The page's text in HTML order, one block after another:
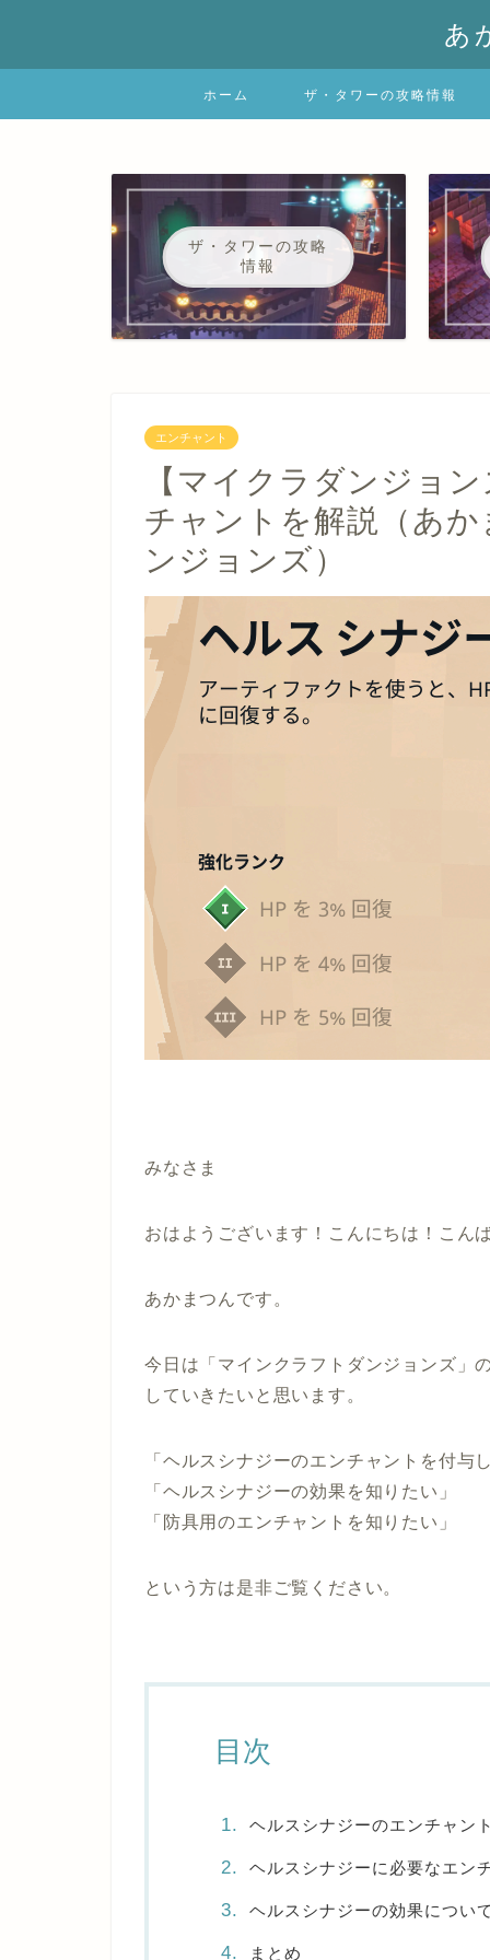
あ
ホーム ザ・タワーの攻略情報
ザ・タワーの攻略
情報
エンチャント
【マイクラダンジョ
チャントを解説（あ
ンジョンズ）
みなさま
おはようございます！こんにちは！こん
あかまつんです。
今日は「マインクラフトダンジョンズ」
していきたいと思います。
「ヘルスシナジーのエンチャントを付与
「ヘルスシナジーの効果を知りたい」
「防具用のエンチャントを知りたい」
という方は是非ご覧ください。
目次
ヘルスシナジーのエンチャン
ヘルスシナジーに必要なエン
ヘルスシナジーの効果につい
まとめ